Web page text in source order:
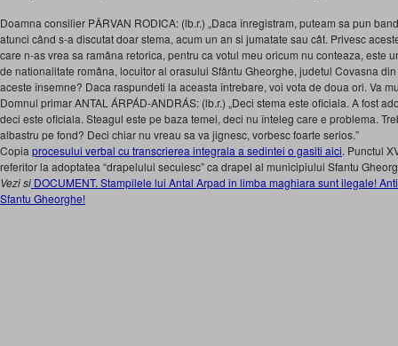
Doamna consilier PÂRVAN RODICA: (lb.r.) „Daca înregistram, puteam sa pun
atunci când s-a discutat doar stema, acum un an si jumatate sau cât. Privesc
care n-as vrea sa ramâna retorica, pentru ca votul meu oricum nu conteaza, este
de nationalitate româna, locuitor al orasului Sfântu Gheorghe, judetul Covasna
aceste însemne? Daca raspundeti la aceasta întrebare, voi vota de doua ori. Va
Domnul primar ANTAL ÁRPÁD-ANDRÁS: (lb.r.) „Deci stema este oficiala. A fost
deci este oficiala. Steagul este pe baza temei, deci nu înteleg care e problema.
albastru pe fond? Deci chiar nu vreau sa va jignesc, vorbesc foarte serios.”
Copia procesului verbal cu transcrierea integrala a sedintei o gasiti aici. Punctul
referitor la adoptatea “drapelului secuiesc” ca drapel al municipiului Sfantu
Vezi si DOCUMENT. Stampilele lui Antal Arpad in limba maghiara sunt ilegale!
Sfantu Gheorghe!